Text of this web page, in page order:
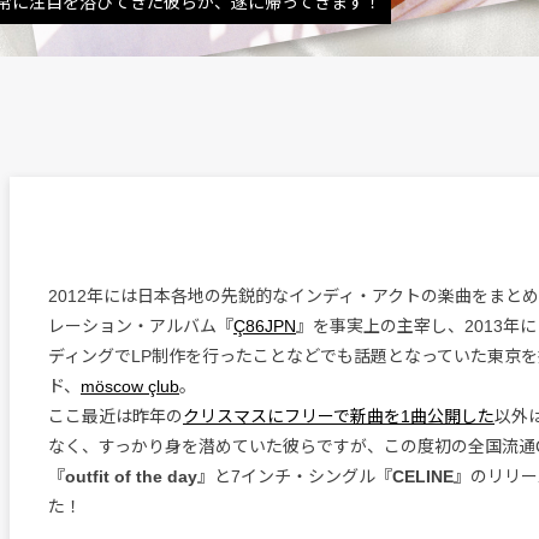
2012年には日本各地の先鋭的なインディ・アクトの楽曲をまと
レーション・アルバム『Ç86JPN 』を事実上の主宰し、2013年
ディングでLP制作を行ったことなどでも話題となっていた東京
ド、 möscow çlub。
ここ最近は昨年のクリスマスにフリーで新曲を1曲公開した以外
なく、すっかり身を潜めていた彼らですが、この度初の全国流
『outfit of the day』と7インチ・シングル『CELINE』のリリ
た！